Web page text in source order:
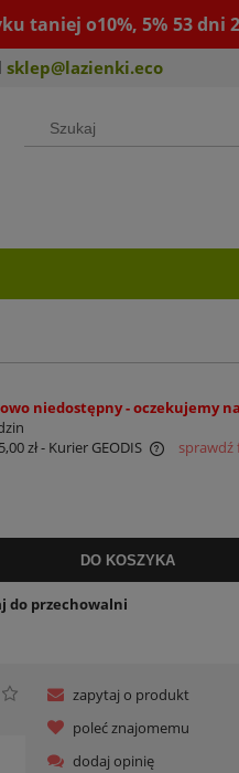
taniej o10%, 5% 53dni
sklep@lazienki.eco
niedostępny - oczekujemy
zł- Kurier GEODIS
kosztów
DO KOSZYKA
do przechowalni
zapytaj o produkt
poleć znajomemu
dodaj opinię